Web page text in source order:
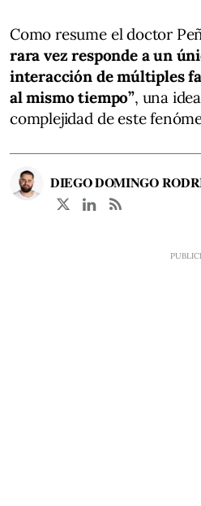
Como resume el doctor
rara vez responde a un
interacción de múltiples
al mismo tiempo”, una
complejidad de este
DIEGO DOMINGO